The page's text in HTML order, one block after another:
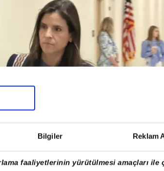
Bilgiler Reklam
faaliyetlerinin yürütülmesi amaçları ile